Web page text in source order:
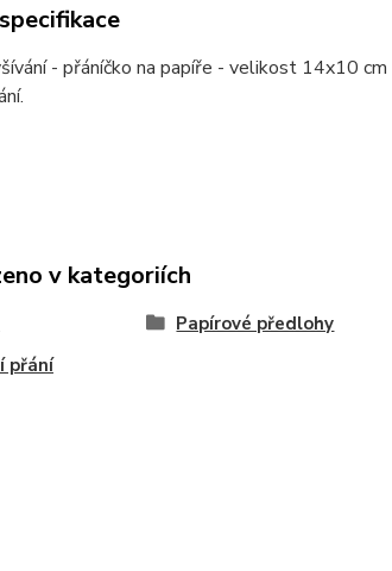
- přáníčko na papíře - velikost 14x10
v kategoriích
Papírové předlohy
přání